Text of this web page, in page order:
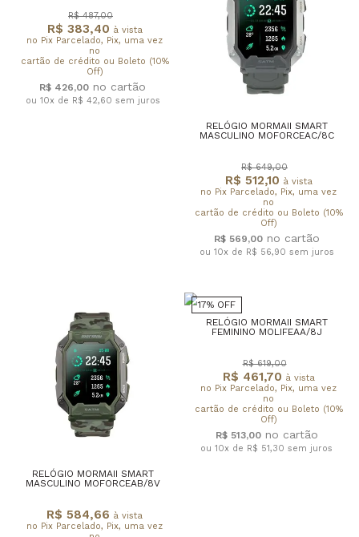
R$ 383,40 à vista
no Pix Parcelado, Pix, uma vez
no
cartão de crédito ou Boleto (10%
Off)
R$ 487,00
R$ 426,00
ou 10x de R$ 42,60 sem juros
RELÓGIO MORMAII SMART
MASCULINO MOFORCEAC/8C
R$ 512,10 à vista
no Pix Parcelado, Pix, uma vez
no
cartão de crédito ou Boleto (10%
Off)
R$ 649,00
R$ 569,00
ou 10x de R$ 56,90 sem juros
RELÓGIO MORMAII SMART
MASCULINO MOFORCEAB/8V
R$ 584,66 à vista
no Pix Parcelado, Pix, uma vez
17% OFF
RELÓGIO MORMAII SMART
FEMININO MOLIFEAA/8J
R$ 461,70 à vista
no Pix Parcelado, Pix, uma vez
no
cartão de crédito ou Boleto (10%
Off)
R$ 619,00
R$ 513,00
ou 10x de R$ 51,30 sem juros